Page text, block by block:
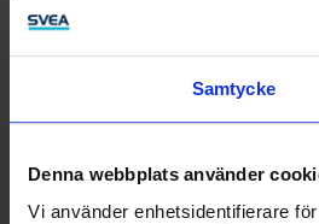
Samtycke
Denna webbplats använder
Vi använder enhetsidentifierare